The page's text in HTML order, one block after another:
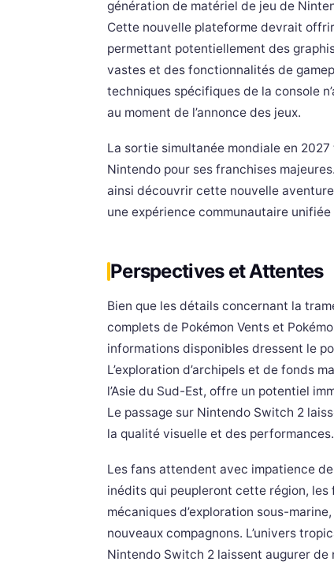
génération de matériel de jeu de
Cette nouvelle plateforme devrait
permettant potentiellement des
vastes et des fonctionnalités de
techniques spécifiques de la console
au moment de l’annonce des jeux.
La sortie simultanée mondiale en
Nintendo pour ses franchises
ainsi découvrir cette nouvelle
une expérience communautaire
Perspectives et Attentes
Bien que les détails concernant la
complets de Pokémon Vents et
informations disponibles dressent le
L’exploration d’archipels et de fonds
l’Asie du Sud-Est, offre un potentiel
Le passage sur Nintendo Switch 2
la qualité visuelle et des performances.
Les fans attendent avec impatience
inédits qui peupleront cette région,
mécaniques d’exploration sous-
nouveaux compagnons. L’univers
Nintendo Switch 2 laissent augurer